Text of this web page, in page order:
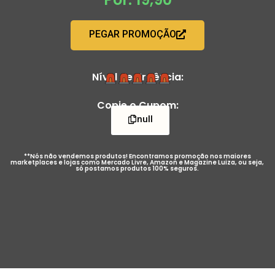
PEGAR PROMOÇÃO
Nível de Urgência:
Copie o Cupom:
null
**Nós não vendemos produtos! Encontramos promoção nos maiores
marketplaces e lojas como Mercado Livre, Amazon e Magazine Luiza, ou seja,
só postamos produtos 100% seguros.